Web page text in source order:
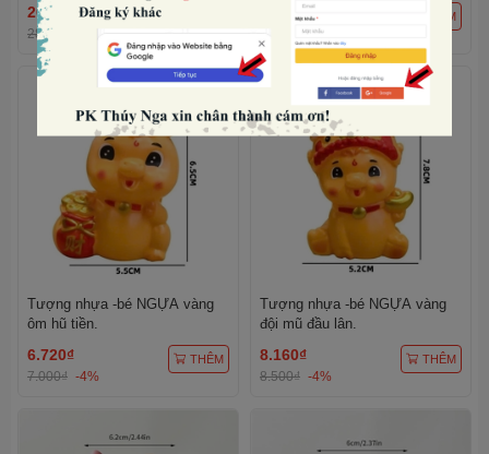
26.880₫
28.000₫
30.720₫
32.000₫ -4%
THÊM
Tượng nhựa -bé NGỰA vàng
ôm hũ tiền.
6.720₫
7.000₫ -4%
THÊM
Tượng nhựa -bé NGỰA vàng
đội mũ đầu lân.
8.160₫
8.500₫ -4%
THÊM